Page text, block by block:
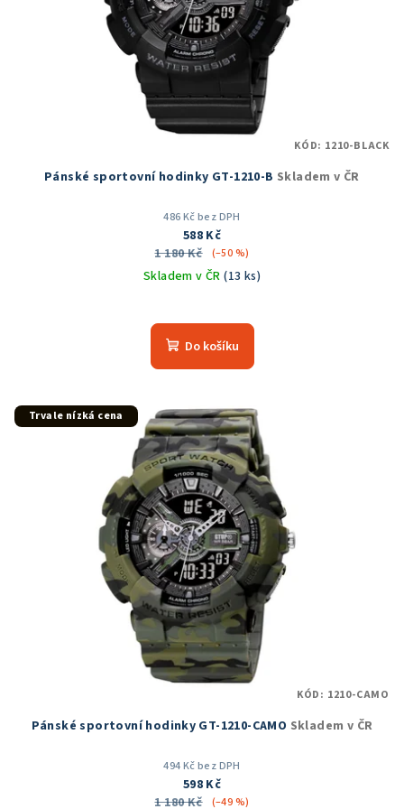
Pánské sportovní hodinky GT-1210-B Skladem v ČR
486 Kč bez DPH
588 Kč
1 180 Kč
(–50 %)
Skladem v ČR(13 ks)
hodnocení
produktu
5
hvězdiček.
Do košíku
KÓD: 1210-BLACK
Trvale nízká cena
Pánské sportovní hodinky GT-1210-CAMO Skladem v ČR
494 Kč bez DPH
598 Kč
1 180 Kč
(–49 %)
KÓD: 1210-CAMO